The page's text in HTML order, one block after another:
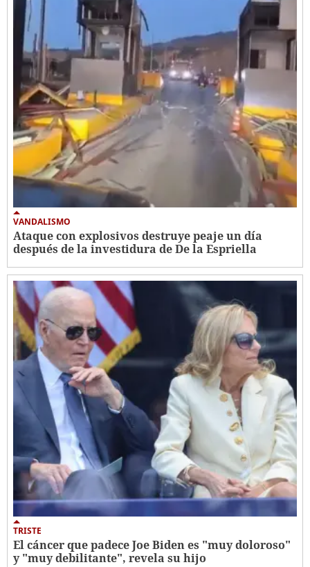
VANDALISMO
Ataque con explosivos destruye peaje un día
después de la investidura de De la Espriella
TRISTE
El cáncer que padece Joe Biden es "muy doloroso"
y "muy debilitante", revela su hijo